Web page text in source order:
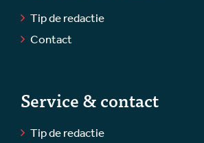
Tip de redactie
Contact
Service & contact
Tip de redactie